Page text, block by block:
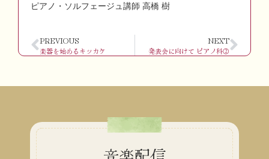
ピアノ・ソルフェージュ講師 高橋 樹
PREVIOUS
楽器を始めるキッカケ
NEXT
発表会に向けて ピアノ科②